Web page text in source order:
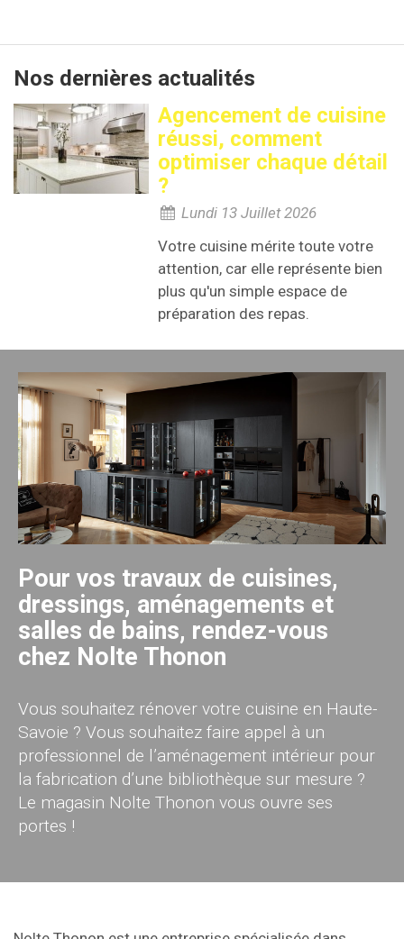
Nos dernières actualités
Agencement de cuisine
réussi, comment
optimiser chaque détail
?
Lundi 13 Juillet 2026
Votre cuisine mérite toute votre
attention, car elle représente bien
plus qu'un simple espace de
préparation des repas.
Pour vos travaux de cuisines,
dressings, aménagements et
salles de bains, rendez-vous
chez Nolte Thonon
Vous souhaitez rénover votre cuisine en Haute-
Savoie ? Vous souhaitez faire appel à un
professionnel de l’aménagement intérieur pour
la fabrication d’une bibliothèque sur mesure ?
Le magasin Nolte Thonon vous ouvre ses
portes !